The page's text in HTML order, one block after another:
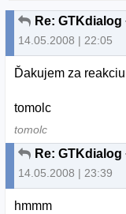
14.05.2008 | 22:05
Ďakujem za
tomolc
tomolc
14.05.2008 | 23:39
hmmm